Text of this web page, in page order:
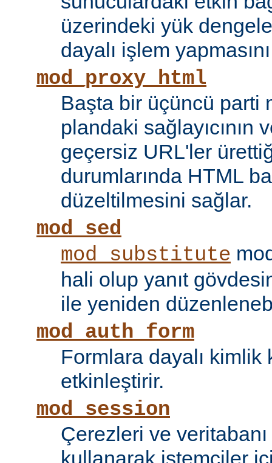
üzerindeki yük
dayalı işlem
mod_proxy_html
Başta bir üçüncü parti
plandaki sağlayıcının
geçersiz URL'ler
durumlarında HTML
düzeltilmesini sağlar.
mod_sed
mod_substitute
hali olup yanıt
ile yeniden
mod_auth_form
Formlara dayalı kimlik
etkinleştirir.
mod_session
Çerezleri ve
kullanarak istemciler